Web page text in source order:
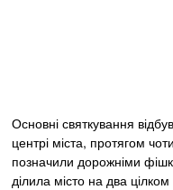
Основні святкування
центрі міста, протягом
позначили дорожніми
ділила місто на два цілком